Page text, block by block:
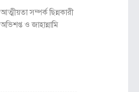
আত্মীয়তা সম্পর্ক ছিন্নকারী
অভিশপ্ত ও জাহান্নামি